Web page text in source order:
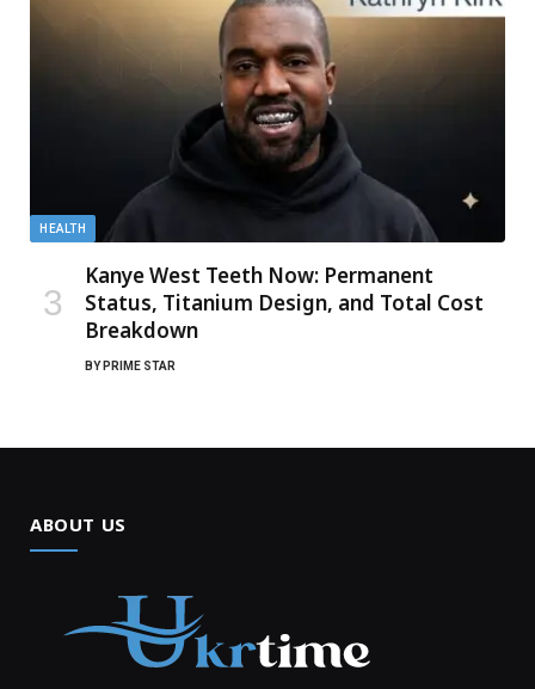
HEALTH
Kanye West Teeth Now: Permanent
Status, Titanium Design, and Total Cost
Breakdown
BY PRIME STAR
ABOUT US